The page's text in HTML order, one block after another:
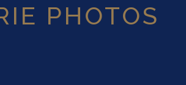
PHOTOS